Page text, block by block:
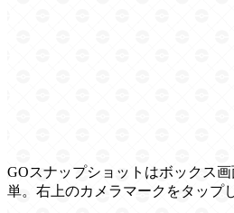
GOスナップショットはボックス
単。右上のカメラマークをタップ